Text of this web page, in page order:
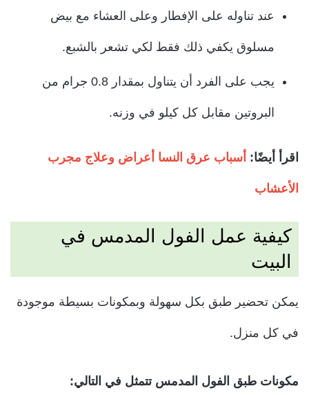
عند تناوله على الإفطار وعلى العشاء مع بيض
مسلوق يكفي ذلك فقط لكي تشعر بالشبع.
يجب على الفرد أن يتناول بمقدار 0.8 جرام من
البروتين مقابل كل كيلو في وزنه.
اقرأ أيضًا: أسباب عرق النسا أعراض وعلاج مجرب
الأعشاب
كيفية عمل الفول المدمس في
البيت
يمكن تحضير طبق بكل سهولة وبمكونات بسيطة موجودة
في كل منزل.
مكونات طبق الفول المدمس تتمثل في التالي: